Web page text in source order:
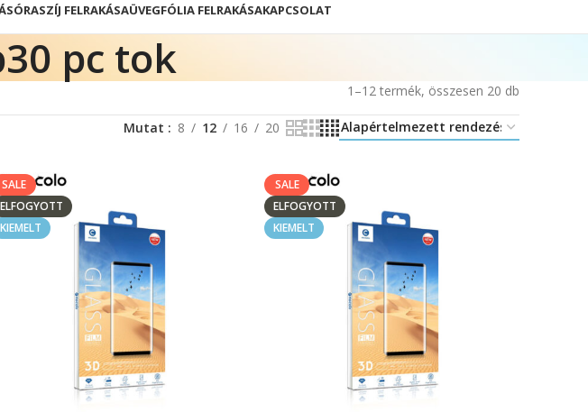
ÓRASZÍJ FELRAKÁSAÜVEGFÓLIA FELRAKÁSAKAPCSOLAT
pc tok
1–12 termék, összesen 20 db
Mutat 8 12 16 20
SALE
ELFOGYOTT
KIEMELT
SALE
ELFOGYOTT
KIEMELT